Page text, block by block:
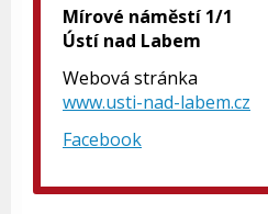
Mírové náměstí 1/1
Ústí nad Labem
Webová stránka
www.usti-nad-labem.cz
Facebook